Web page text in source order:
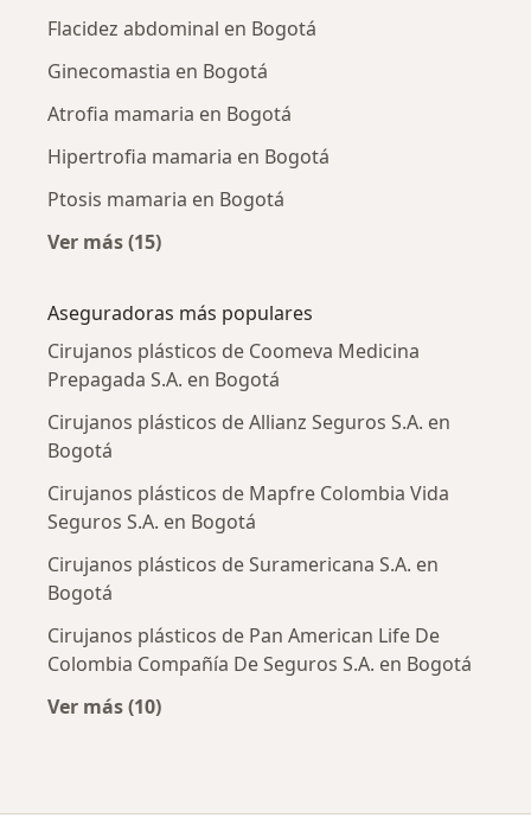
Flacidez abdominal en Bogotá
Ginecomastia en Bogotá
Atrofia mamaria en Bogotá
Hipertrofia mamaria en Bogotá
Ptosis mamaria en Bogotá
Ver más (15)
Aseguradoras más populares
Cirujanos plásticos de Coomeva Medicina
Prepagada S.A. en Bogotá
Cirujanos plásticos de Allianz Seguros S.A. en
Bogotá
Cirujanos plásticos de Mapfre Colombia Vida
Seguros S.A. en Bogotá
Cirujanos plásticos de Suramericana S.A. en
Bogotá
Cirujanos plásticos de Pan American Life De
Colombia Compañía De Seguros S.A. en Bogotá
Ver más (10)